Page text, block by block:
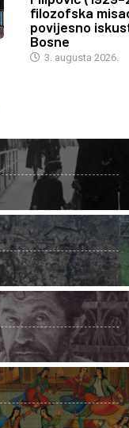
filozofska
povijesno
Bosne
3. augusta 2026.